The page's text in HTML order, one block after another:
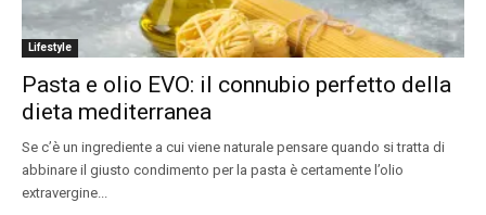
Lifestyle
Pasta e olio EVO: il connubio perfetto della
dieta mediterranea
Se c’è un ingrediente a cui viene naturale pensare quando si tratta di
abbinare il giusto condimento per la pasta è certamente l’olio
extravergine...